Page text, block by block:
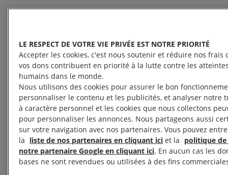
irrémédiables
Ils souhaitaient simplement manifester. Et pourtant
leur vie a basculé à cause d’une utilisation abusive
d’armes à létalité réduite par les forces de police.
Ces dernières années, nous avons constaté, parmi
d’autre blessures graves, une augmentation
inquiétante des lésions oculaires, fractures du
crâne, hémorragies internes et traumatismes
LE RESPECT DE VOTRE VIE PRIVÉE EST NOTRE PRIORITÉ
Accepter les cookies, c'est nous soutenir et réduire nos frais
vos dons contribuent en priorité à la lutte contre les
humains dans le monde.
Nous utilisons des cookies pour assurer le bon
personnaliser le contenu et les publicités, et analyser notre
à caractère personnel et les cookies que nous collectons
pour personnaliser les annonces. Nous partageons aussi
sur votre navigation avec nos partenaires. Vous pouvez
la liste de nos partenaires en cliquant ici et la politique
notre partenaire Google en cliquant ici. En aucun cas les
bases ne sont revendues ou utilisées à des fins